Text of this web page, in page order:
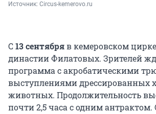
Источник: Circus-kemerovo.ru
С13 сентябряв кемеровском
династии Филатовых. Зрителей
программа с акробатическими
выступлениями дрессированных
животных. Продолжительность
почти 2,5 часа с одним антрактом.